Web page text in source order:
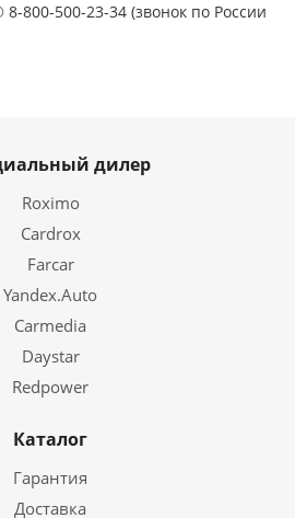
800-500-23-34 (звонок по России
дилер
Roximo
Cardrox
Farcar
Yandex.Auto
Carmedia
Daystar
Redpower
Каталог
Гарантия
Доставка